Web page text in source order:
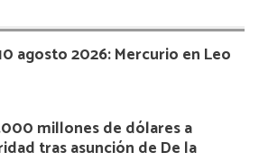
agosto 2026: Mercurio en Leo
millones de dólares a
tras asunción de De la